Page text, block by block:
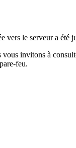
vers le serveur a été
vous invitons à
feu.